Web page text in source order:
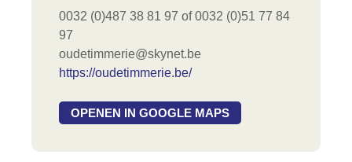
0032 (0)487 38 81 97 of 0032 (0)51 77 84
97
oudetimmerie@skynet.be
https://oudetimmerie.be/
OPENEN IN GOOGLE MAPS